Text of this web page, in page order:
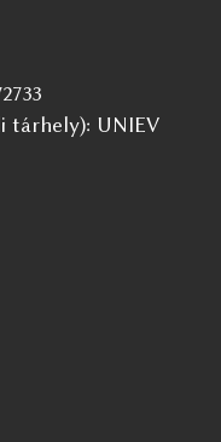
tárhely): UNIEV